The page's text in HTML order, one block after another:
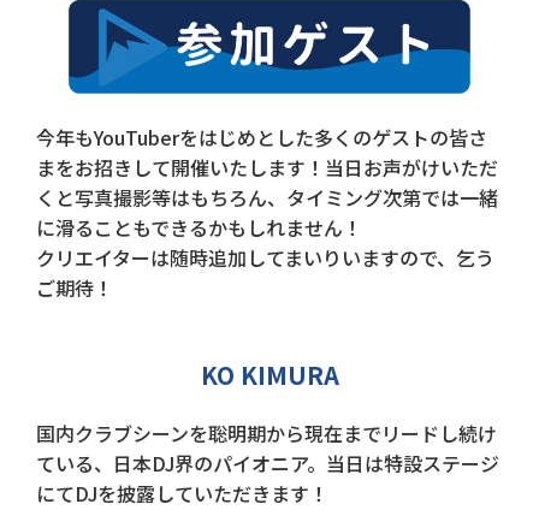
今年もYouTuberをはじめとした多くのゲストの皆さ
まをお招きして開催いたします！当日お声がけいただ
くと写真撮影等はもちろん、タイミング次第では一緒
に滑ることもできるかもしれません！
クリエイターは随時追加してまいりいますので、乞う
ご期待！
KO KIMURA
国内クラブシーンを聡明期から現在までリードし続け
ている、日本DJ界のパイオニア。当日は特設ステージ
にてDJを披露していただきます！